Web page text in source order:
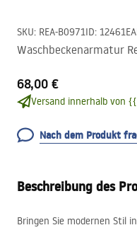
SKU: REA-B0971ID: 12461
Waschbeckenarmatur
68,00 €
Versand innerhalb von
Nach dem Produkt
Beschreibung des
Bringen Sie modernen Stil